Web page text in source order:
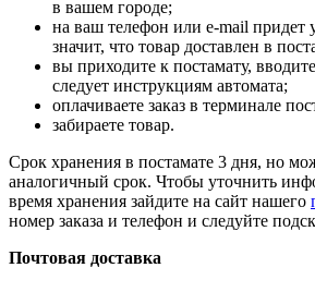
в вашем городе;
на ваш телефон или e-mail придет
значит, что товар доставлен в
вы приходите к постамату,
следует инструкциям автомата;
оплачиваете заказ в терминале
забираете товар.
Срок хранения в постамате 3 дня, но
аналогичный срок. Чтобы уточнить
время хранения зайдите на сайт нашего
номер заказа и телефон и следуйте
Почтовая доставка